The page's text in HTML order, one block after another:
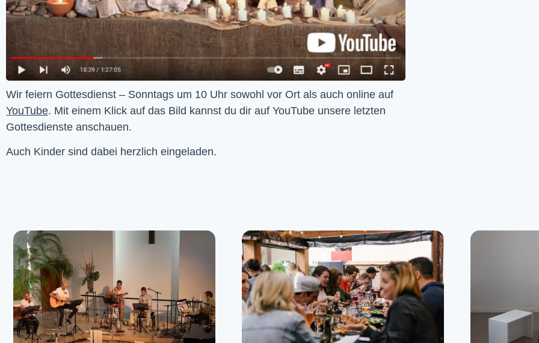
YouTube. Mit einem Klick auf das Bild kannst du dir auf YouTube unsere letzten
Gottesdienste anschauen.
Auch Kinder sind dabei herzlich eingeladen.